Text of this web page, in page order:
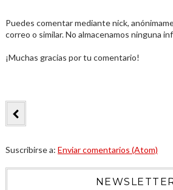
Puedes comentar mediante nick,
correo o similar. No almacenamos ninguna
¡Muchas gracias por tu comentario!
Suscribirse a: Enviar comentarios (Atom)